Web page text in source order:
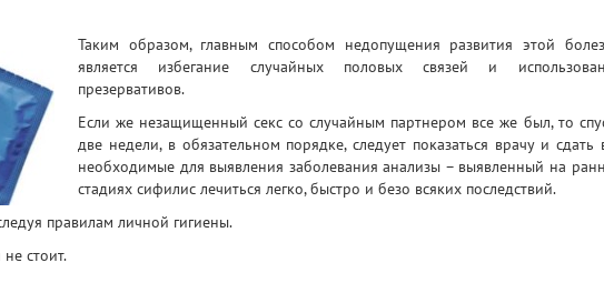
Таким образом, главным способом недопущения развития этой
является избегание случайных половых связей и
презервативов.
Если же незащищенный секс со случайным партнером все же был, то
две недели, в обязательном порядке, следует показаться врачу и сдать
необходимые для выявления заболевания анализы – выявленный на
стадиях сифилис лечиться легко, быстро и безо всяких последствий.
правилам личной гигиены.
стоит.